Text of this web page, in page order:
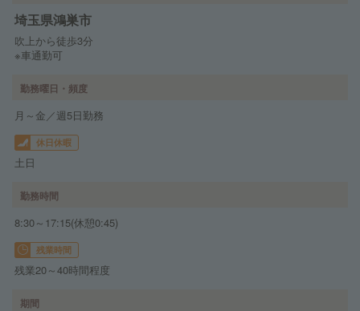
埼玉県鴻巣市
吹上から徒歩3分
※車通勤可
勤務曜日・頻度
月～金／週5日勤務
休日休暇
土日
勤務時間
8:30～17:15(休憩0:45)
残業時間
残業20～40時間程度
期間